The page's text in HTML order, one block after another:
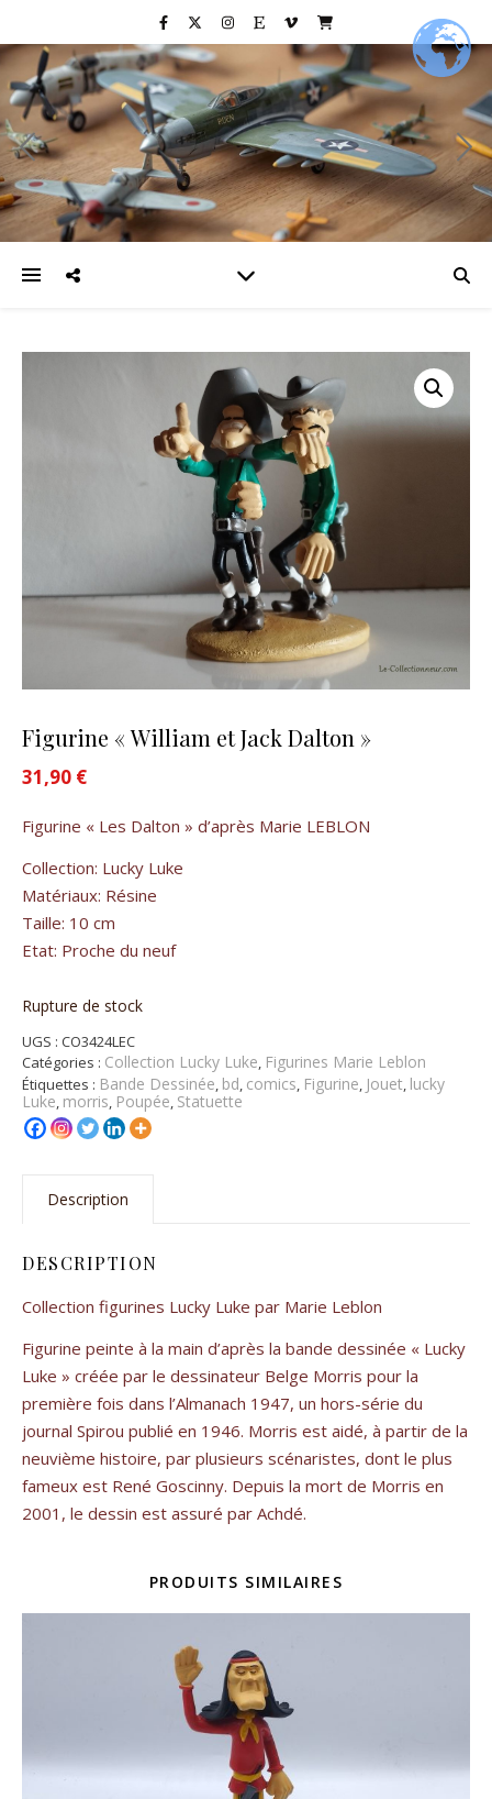
Figurine « William et Jack Dalton »
31,90 €
Figurine « Les Dalton » d’après Marie LEBLON
Collection: Lucky Luke
Matériaux: Résine
Taille: 10 cm
Etat: Proche du neuf
Rupture de stock
UGS : CO3424LEC
Catégories : Collection Lucky Luke, Figurines Marie Leblon
Étiquettes : Bande Dessinée, bd, comics, Figurine, Jouet, lucky
Luke, morris, Poupée, Statuette
Description
DESCRIPTION
Collection figurines Lucky Luke par Marie Leblon
Figurine peinte à la main d’après la bande dessinée « Lucky
Luke » créée par le dessinateur Belge Morris pour la
première fois dans l’Almanach 1947, un hors-série du
journal Spirou publié en 1946. Morris est aidé, à partir de la
neuvième histoire, par plusieurs scénaristes, dont le plus
fameux est René Goscinny. Depuis la mort de Morris en
2001, le dessin est assuré par Achdé.
PRODUITS SIMILAIRES